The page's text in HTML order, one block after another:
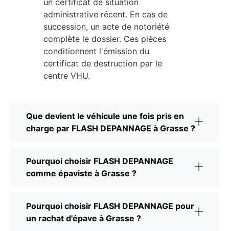
administrative récent. En cas de
succession, un acte de notoriété
complète le dossier. Ces pièces
conditionnent l'émission du
certificat de destruction par le
centre VHU.
Que devient le véhicule une fois pris en
charge par FLASH DEPANNAGE à Grasse ?
Pourquoi choisir FLASH DEPANNAGE
comme épaviste à Grasse ?
Pourquoi choisir FLASH DEPANNAGE pour
un rachat d'épave à Grasse ?